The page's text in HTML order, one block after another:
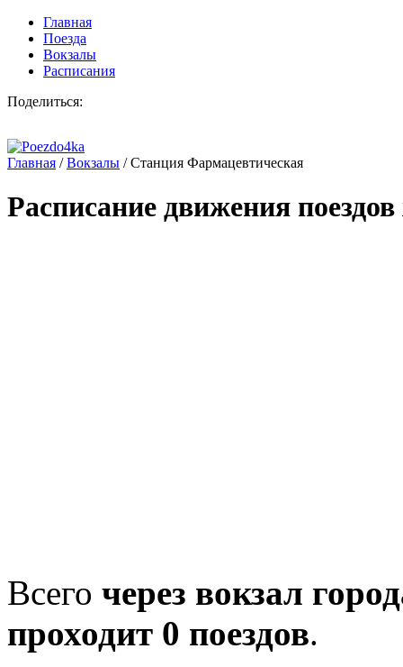
Главная
Поезда
Вокзалы
Расписания
Поделиться:
Главная /Вокзалы /Станция Фармацевтическая
Расписание движения
Всего через вокзал
проходит 0 поездов.